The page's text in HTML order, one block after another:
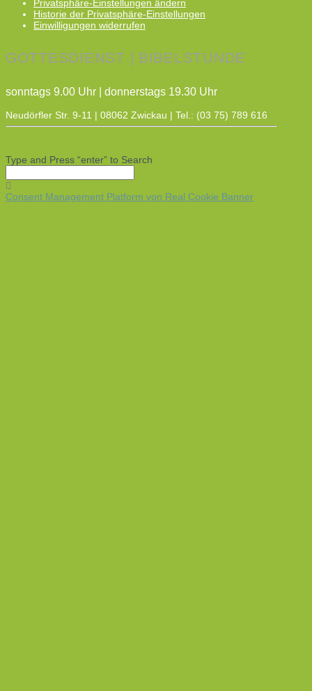
Privatsphäre-Einstellungen ändern
Historie der Privatsphäre-Einstellungen
Einwilligungen widerrufen
GOTTESDIENST | BIBELSTUNDE
sonntags 9.00 Uhr | donnerstags 19.30 Uhr
Neudörfler Str. 9-11 | 08062 Zwickau | Tel.: (03 75) 789 616
Type and Press “enter” to Search
Consent Management Platform von Real Cookie Banner